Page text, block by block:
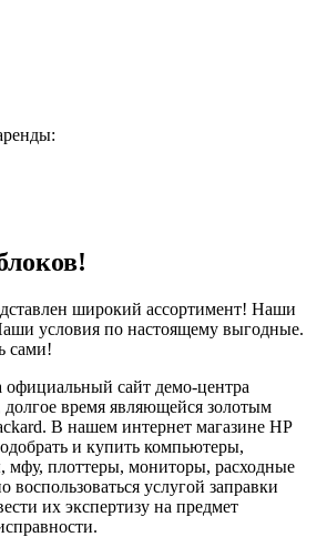
широкий ассортимент! Наши
условия по настоящему выгодные.
сами!
официальный сайт демо-центра
время являющейся золотым
В нашем интернет магазине HP
и купить компьютеры,
плоттеры, мониторы, расходные
услугой заправки
их экспертизу на предмет